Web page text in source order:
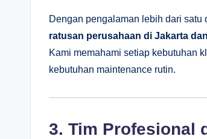
Dengan pengalaman lebih dari
ratusan perusahaan di Jakarta
Kami memahami setiap kebutuhan
kebutuhan maintenance rutin.
3. Tim Profesional